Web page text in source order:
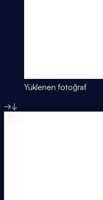
Yüklenen fotoğraf
→↓